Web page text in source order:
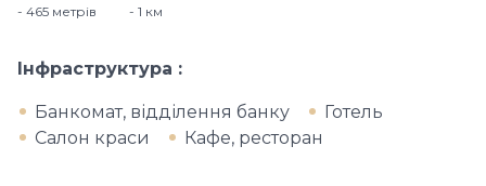
465 метрів 1 км
Інфраструктура
Банкомат, відділення банку
Готель
Салон краси
Кафе, ресторан